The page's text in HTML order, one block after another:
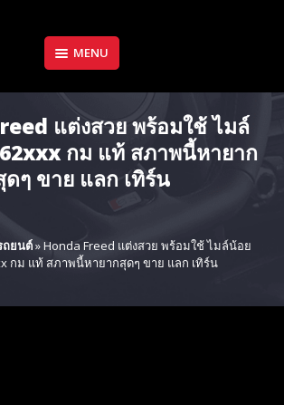
MENU
แต่งสวย​ พร้อมใช้ ไมล์
กม แท้​ สภาพนี้หายาก
ดๆ ขาย แลก เทิร์น
ถยนต์»Honda Freed แต่งสวย​ พร้อมใช้ ไมล์น้อย
กม แท้​ สภาพนี้หายากสุดๆ ขาย แลก เทิร์น